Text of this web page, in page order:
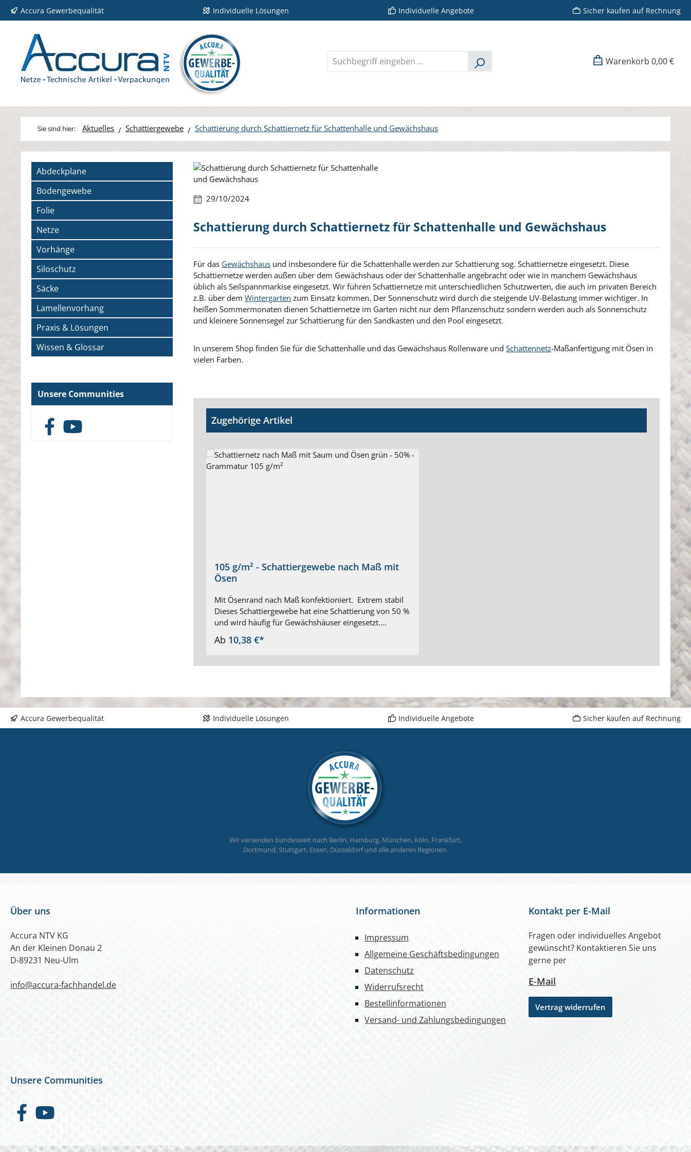
Hauptinhalt springen
Zur Suche springen
Zur Hauptnavigation springen
Accura Gewerbequalität Individuelle Lösungen Individuelle Angebote Sicher kaufen auf Rechnung
Warenkorb 0,00 €
Aktuelles Schattiergewebe Schattierung durch Schattiernetz für Schattenhalle und Gewächshaus
Abdeckplane
Bodengewebe
Folie
Netze
Vorhänge
Siloschutz
Säcke
Lamellenvorhang
Praxis & Lösungen
Wissen & Glossar
Unsere Communities
FacebookYouTube
Bildergalerie überspringen
29/10/2024
Schattierung durch Schattiernetz für Schattenhalle und Gewächshaus
Für das Gewächshaus und insbesondere für die Schattenhalle werden zur Schattierung sog. Schattiernetze eingesetzt. Diese
Schattiernetze werden außen über dem Gewächshaus oder der Schattenhalle angebracht oder wie in manchem Gewächshaus
üblich als Seilspannmarkise eingesetzt. Wir führen Schattiernetze mit unterschiedlichen Schutzwerten, die auch im privaten Bereich
z.B. über dem Wintergarten zum Einsatz kommen. Der Sonnenschutz wird durch die steigende UV-Belastung immer wichtiger. In
heißen Sommermonaten dienen Schattiernetze im Garten nicht nur dem Pflanzenschutz sondern werden auch als Sonnenschutz
und kleinere Sonnensegel zur Schattierung für den Sandkasten und den Pool eingesetzt.
In unserem Shop finden Sie für die Schattenhalle und das Gewächshaus Rollenware und Schattennetz-Maßanfertigung mit Ösen in
vielen Farben.
Zugehörige Artikel
105 g/m² - Schattiergewebe nach Maß mit
Ösen
Mit Ösenrand nach Maß konfektioniert. Extrem stabil
Dieses Schattiergewebe hat eine Schattierung von 50 %
und wird häufig für Gewächshäuser eingesetzt.
Schattiergewebe nach Ihrem Maß Farbe: grün Rundum
mit genähtem Saum Eingearbeitetes Verstärkungsband
Verrottung
Ab 10,38 €*
Accura Gewerbequalität Individuelle Lösungen Individuelle Angebote Sicher kaufen auf Rechnung
Wir versenden bundesweit nach Berlin, Hamburg, München, Köln, Frankfurt,
Dortmund, Stuttgart, Essen, Düsseldorf und alle anderen Regionen.
Über uns
Accura NTV KG
An der Kleinen Donau 2
D-89231 Neu-Ulm
info@accura-fachhandel.de
Informationen
Impressum
Allgemeine Geschäftsbedingungen
Datenschutz
Widerrufsrecht
Bestellinformationen
Versand- und Zahlungsbedingungen
Kontakt per E-Mail
Fragen oder individuelles Angebot
gewünscht? Kontaktieren Sie uns
gerne per
E-Mail
Vertrag widerrufen
Unsere Communities
FacebookYouTube